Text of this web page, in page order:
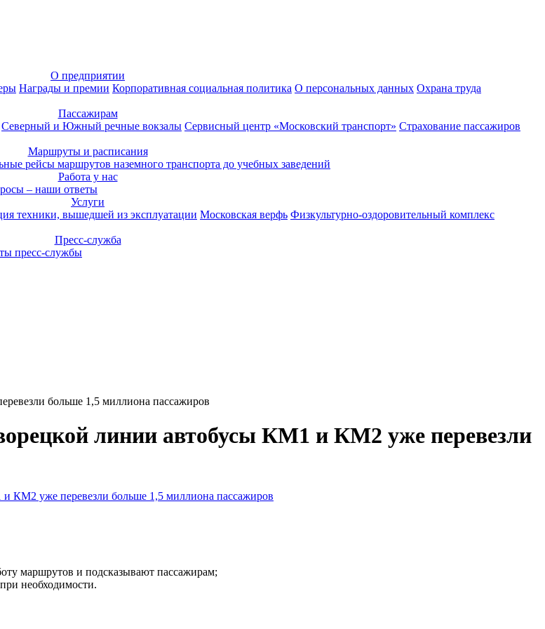
О предприятии
Награды и премии Корпоративная социальная политика О персональных данных Охрана труда
Пассажирам
Северный и Южный речные вокзалы Сервисный центр «Московский транспорт» Страхование пассажиров
Маршруты и расписания
рейсы маршрутов наземного транспорта до учебных заведений
Работа у нас
– наши ответы
Услуги
техники, вышедшей из эксплуатации Московская верфь Физкультурно-оздоровительный комплекс
Пресс-служба
пресс-службы
больше 1,5 миллиона пассажиров
линии автобусы КМ1 и КМ2 уже перевезли
маршрутов и подсказывают пассажирам;
необходимости.